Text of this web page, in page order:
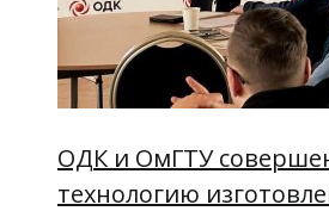
ОДК и ОмГТУ
технологию